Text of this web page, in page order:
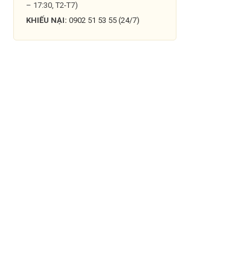
– 17:30, T2-T7)
KHIẾU NẠI: 0902 51 53 55 (24/7)